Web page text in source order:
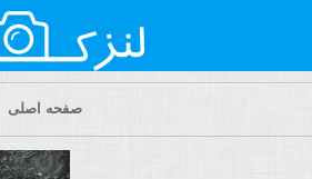
صفحه اصلی